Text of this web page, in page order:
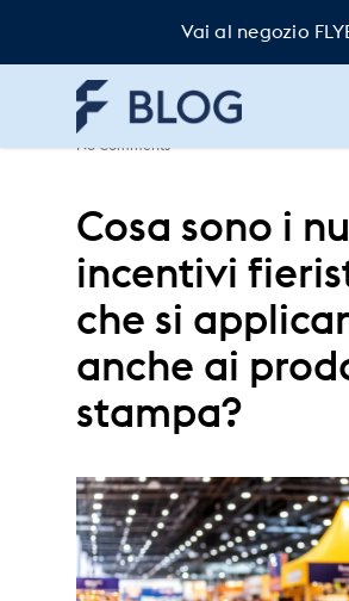
Vai al negozio
Elsa | 6. Ottobre 2025
No Comments
Cosa sono i
incentivi
che si
anche ai
stampa?